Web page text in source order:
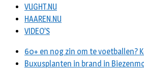
VUGHT.NU
HAAREN.NU
VIDEO’S
60+ en nog zin om te voetballen?
Buxusplanten in brand in